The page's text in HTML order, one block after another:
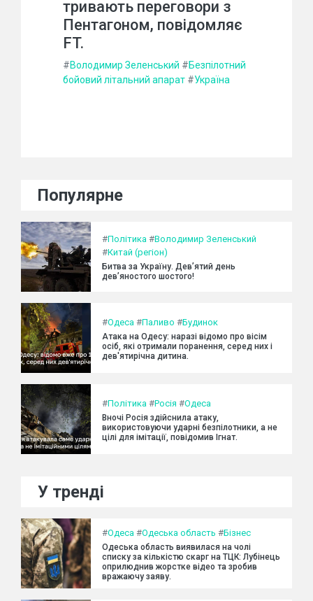
тривають переговори з
Пентагоном, повідомляє
FT.
#Володимир Зеленський #Безпілотний
бойовий літальний апарат #Україна
Популярне
#Політика #Володимир Зеленський
#Китай (регіон)
Битва за Україну. Дев’ятий день
дев’яностого шостого!
#Одеса #Паливо #Будинок
Атака на Одесу: наразі відомо про вісім
осіб, які отримали поранення, серед них і
дев'ятирічна дитина.
#Політика #Росія #Одеса
Вночі Росія здійснила атаку,
використовуючи ударні безпілотники, а не
цілі для імітації, повідомив Ігнат.
У тренді
#Одеса #Одеська область #Бізнес
Одеська область виявилася на чолі
списку за кількістю скарг на ТЦК: Лубінець
оприлюднив жорстке відео та зробив
вражаючу заяву.